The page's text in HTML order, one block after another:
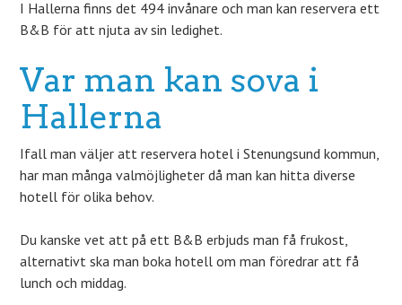
I Hallerna finns det 494 invånare och man kan reservera ett
B&B för att njuta av sin ledighet.
Var man kan sova i
Hallerna
Ifall man väljer att reservera hotel i Stenungsund kommun,
har man många valmöjligheter då man kan hitta diverse
hotell för olika behov.
Du kanske vet att på ett B&B erbjuds man få frukost,
alternativt ska man boka hotell om man föredrar att få
lunch och middag.